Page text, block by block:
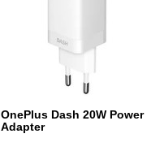
OnePlus Dash 20W Power
Adapter